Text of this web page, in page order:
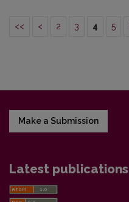
<< < 2 3 4 5
Make a Submission
Latest publications